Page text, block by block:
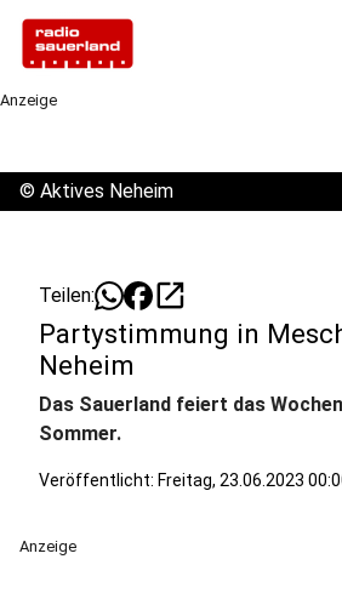
Anzeige
© Aktives Neheim
Teilen: open_in_new
Partystimmung in
Neheim
Das Sauerland feiert das
Sommer.
Veröffentlicht: Freitag, 23.06.2023
Anzeige